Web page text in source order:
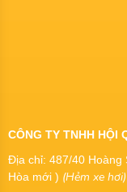
CÔNG TY TNHH HỘI
Địa chỉ: 487/40 Hoàng
Hòa mới ) (Hẻm xe hơi)